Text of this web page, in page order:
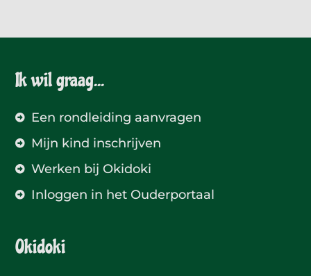
Ik wil graag...
Een rondleiding aanvragen
Mijn kind inschrijven
Werken bij Okidoki
Inloggen in het Ouderportaal
Okidoki